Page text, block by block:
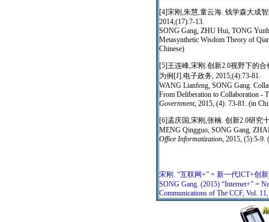
[4]宋刚,朱慧,童云海. 钱学森大成
2014,(17):7-13.
SONG Gang, ZHU Hui, TONG
Metasynthetic Wisdom Theory of
Chinese)
[5]王连峰,宋刚.创新2.0视野下的
为例[J].电子政务, 2015;(4):73-81.
WANG Lianfeng, SONG Gang.
From Deliberation to Collaboration -
Government, 2015, (4): 73-81. (in
[6]孟庆国,宋刚,张楠. 创新2.0研究
MENG Qingguo, SONG Gang,
Office Informatization, 2015, (5):5-9.
宋刚. “互联网+” = 新一代ICT+创
SONG Gang. (2015) “Internet+” =
Communications of The CCF, Vol.